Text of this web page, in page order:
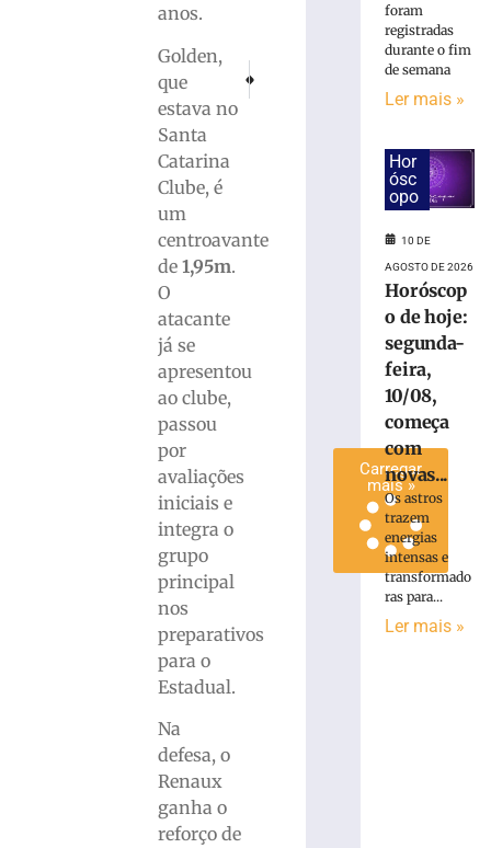
anos.
Golden,
que
estava no
Santa
Catarina
Clube, é
um
centroavante
de 1,95m.
O
atacante
já se
apresentou
ao clube,
passou
por
avaliações
iniciais e
integra o
grupo
principal
nos
preparativos
para o
Estadual.
Na
defesa, o
Renaux
ganha o
reforço de
Credencial de idoso e PCD garante
VÍDEO: Tromba d’água cobre rua de lama
Moda
estreia
vitória
Campeonato
Catarinense
Carregar
mais »
foram
registradas
durante o fim
de semana
Ler mais »
Hor
ósc
opo
10 DE
AGOSTO DE 2026
Horóscop
o de hoje:
segunda-
feira,
10/08,
começa
com
novas...
Os astros
trazem
energias
intensas e
transformado
ras para...
Ler mais »